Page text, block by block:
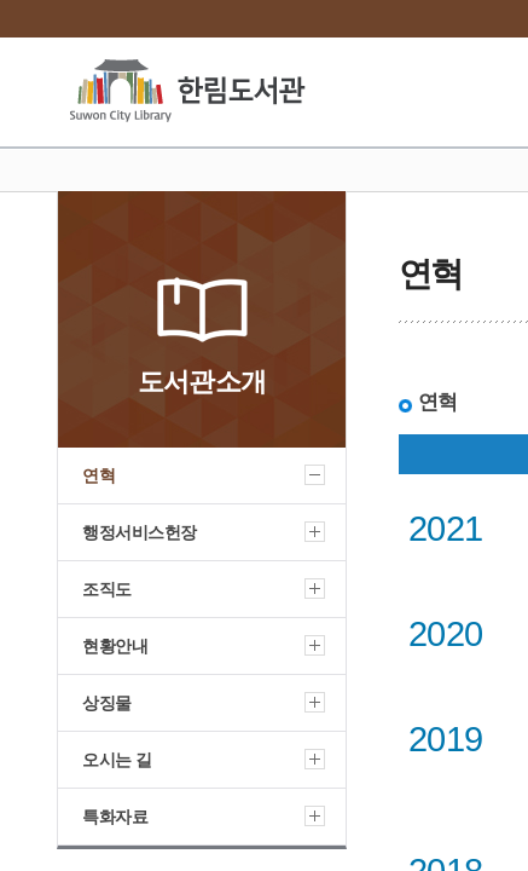
도서관소개
연혁
행정서비스헌장
조직도
현황안내
상징물
오시는 길
특화자료
연혁
연혁
2021
2020
2019